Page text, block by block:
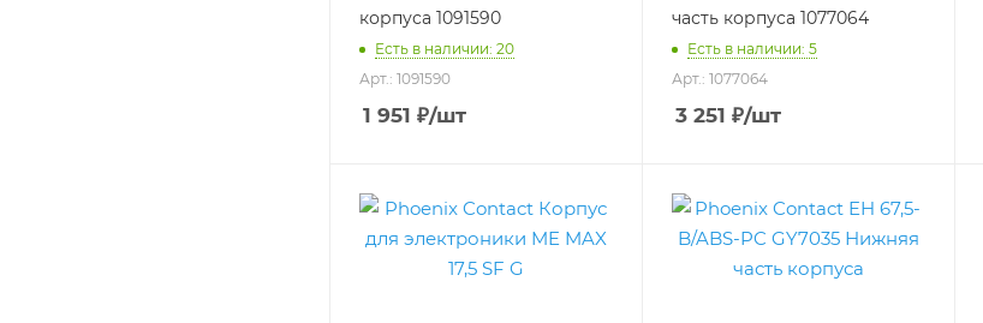
корпуса 1091590
Есть в наличии: 20
Арт.: 1091590
1 951 ₽/шт
часть корпуса 1077064
Есть в наличии: 5
Арт.: 1077064
3 251 ₽/шт